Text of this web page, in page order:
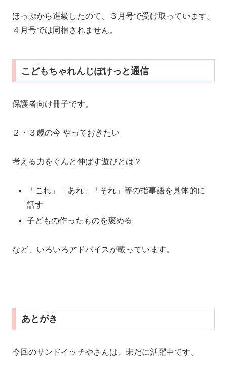
ほっぷから進級したので、３月号で受け取っています。
４月号では同梱されません。
こどもちゃれんじぽけっと通信
保護者向け冊子です。
２・３歳の今 やっておきたい
考える力をぐんと伸ばす遊びとは？
「これ」「あれ」「それ」等の指事語を具体的に
話す
子どもの作ったものを褒める
など、いろいろアドバイスが載っています。
あとがき
今回のサンドイッチやさんは、未だに活躍中です。